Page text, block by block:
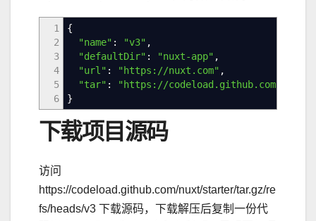
1
2
3
4
5
6
{
"name" : "v3" ,
"defaultDir" : "nuxt-app" ,
"url" : "https://nuxt.com" ,
"tar" :
"https://codeload.github.com/
}
下载项目源码
访问
https://codeload.github.com/nuxt/starter/tar.gz/re
fs/heads/v3 下载源码，下载解压后复制一份代